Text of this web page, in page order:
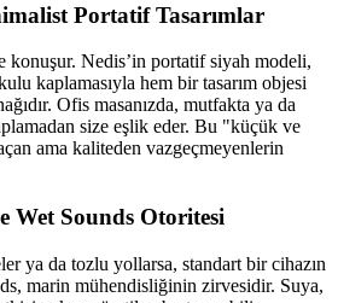
Portatif Tasarımlar
konuşur. Nedis’in portatif siyah modeli,
kaplamasıyla hem bir tasarım objesi
Ofis masanızda, mutfakta ya da
size eşlik eder. Bu "küçük ve
ama kaliteden vazgeçmeyenlerin
Wet Sounds Otoritesi
ya da tozlu yollarsa, standart bir cihazın
marin mühendisliğinin zirvesidir. Suya,